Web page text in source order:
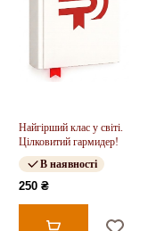
Найгірший клас у світі.
Цілковитий гармидер!
В наявності
250 ₴